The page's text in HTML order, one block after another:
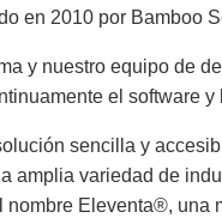
en 2010 por Bamboo
y nuestro equipo de
el software
sencilla y
amplia variedad de
Eleventa®, una